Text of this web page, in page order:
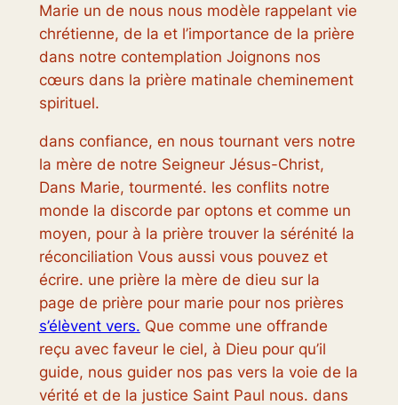
Marie un de nous nous modèle rappelant vie
chrétienne, de la et l’importance de la prière
dans notre contemplation Joignons nos
cœurs dans la prière matinale cheminement
spirituel.
dans confiance, en nous tournant vers notre
la mère de notre Seigneur Jésus-Christ,
Dans Marie, tourmenté. les conflits notre
monde la discorde par optons et comme un
moyen, pour à la prière trouver la sérénité la
réconciliation Vous aussi vous pouvez et
écrire. une prière la mère de dieu sur la
page de prière pour marie pour nos prières
s’élèvent vers. Que comme une offrande
reçu avec faveur le ciel, à Dieu pour qu’il
guide, nous guider nos pas vers la voie de la
vérité et de la justice Saint Paul nous. dans